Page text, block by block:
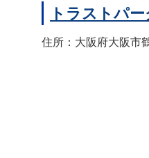
トラストパ
住所：大阪府大阪市